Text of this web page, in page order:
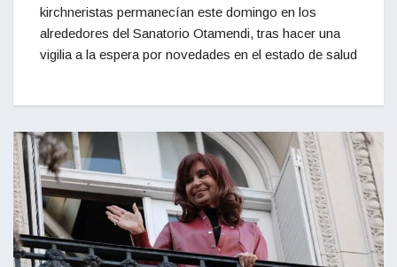
kirchneristas permanecían este domingo en los
alrededores del Sanatorio Otamendi, tras hacer una
vigilia a la espera por novedades en el estado de salud